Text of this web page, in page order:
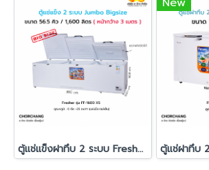
ตู้แช่แข็งฝาทึบ 2 ระบบ Fresher รุ่น FF-1600XS